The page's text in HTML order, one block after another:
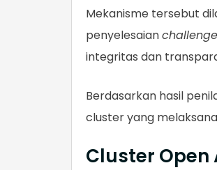
Mekanisme tersebut
penyelesaianchallenge
integritas dan
Berdasarkan hasil
cluster yang
Cluster Open